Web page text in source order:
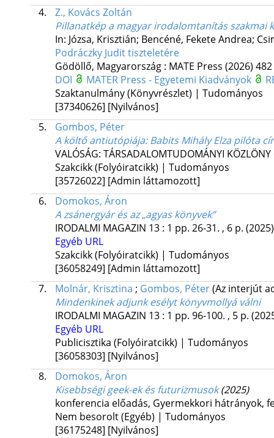
4.
Z., Kovács Zoltán
Pillanatkép a magyar irodalomtanítás szakmai
In: Józsa, Krisztián; Bencéné, Fekete Andrea;
Podráczky Judit tiszteletére
Gödöllő, Magyarország : MATE Press (2026)
DOI
MATER Press - Egyetemi Kiadványok
Szaktanulmány (Könyvrészlet) | Tudományos
[37340626] [Nyilvános]
5.
Gombos, Péter
A költő antiutópiája: Babits Mihály Elza pilóta
VALÓSÁG: TÁRSADALOMTUDOMÁNYI KÖZLÖNY
Szakcikk (Folyóiratcikk) | Tudományos
[35726022] [Admin láttamozott]
6.
Domokos, Áron
A zsánergyár és az „agyas könyvek”
IRODALMI MAGAZIN 13: 1 pp. 26-31. , 6 p. (2025)
Egyéb URL
Szakcikk (Folyóiratcikk) | Tudományos
[36058249] [Admin láttamozott]
7.
Molnár, Krisztina ; Gombos, Péter(Az interjút
Mindenkinek adjunk esélyt könyvmollyá válni
IRODALMI MAGAZIN 13: 1 pp. 96-100. , 5 p.
Egyéb URL
Publicisztika (Folyóiratcikk) | Tudományos
[36058303] [Nyilvános]
8.
Domokos, Áron
Kisebbségi geek-ek és futurizmusok (2025)
konferencia előadás, Gyermekkori hátrányok,
Nem besorolt (Egyéb) | Tudományos
[36175248] [Nyilvános]